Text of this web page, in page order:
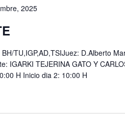
2025
TU,IGP,AD,TSIJuez: D.Alberto
IGARKI TEJERINA GATO Y
H Inicio dia 2: 10:00 H